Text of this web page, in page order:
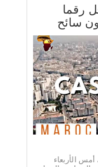
رقما
الأربعاء